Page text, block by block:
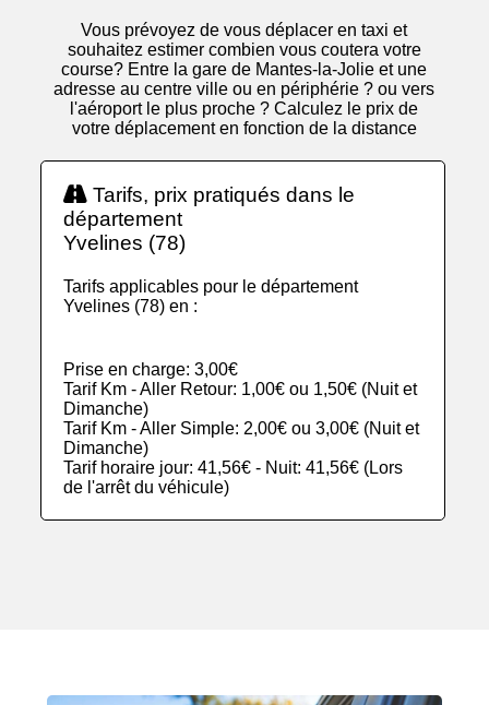
Vous prévoyez de vous déplacer en taxi et
souhaitez estimer combien vous coutera votre
course? Entre la gare de Mantes-la-Jolie et une
adresse au centre ville ou en périphérie ? ou vers
l'aéroport le plus proche ? Calculez le prix de
votre déplacement en fonction de la distance
Tarifs, prix pratiqués dans le
département
Yvelines (78)
Tarifs applicables pour le département
Yvelines (78) en :
Prise en charge: 3,00€
Tarif Km - Aller Retour: 1,00€ ou 1,50€ (Nuit et
Dimanche)
Tarif Km - Aller Simple: 2,00€ ou 3,00€ (Nuit et
Dimanche)
Tarif horaire jour: 41,56€ - Nuit: 41,56€ (Lors
de l'arrêt du véhicule)